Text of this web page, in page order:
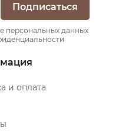
Подписаться
персональных данных
и оплата